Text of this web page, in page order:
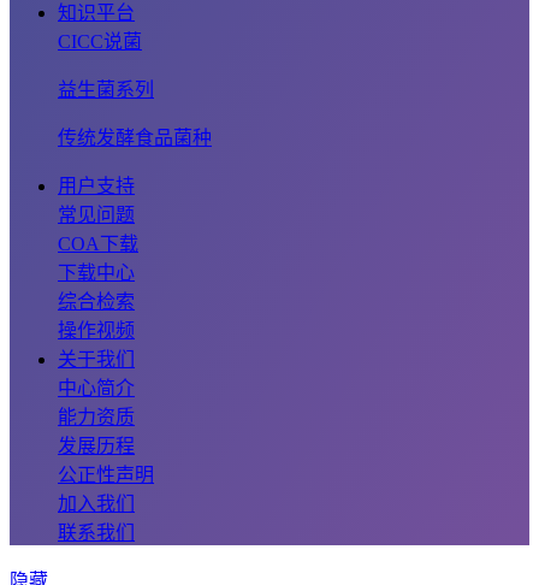
知识平台
CICC说菌
益生菌系列
传统发酵食品菌种
用户支持
常见问题
COA下载
下载中心
综合检索
操作视频
关于我们
中心简介
能力资质
发展历程
公正性声明
加入我们
联系我们
隐藏